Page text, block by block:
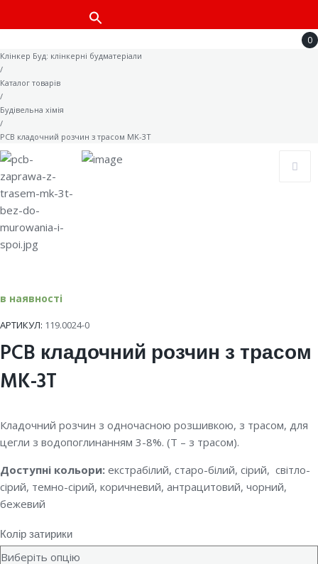
Search
for:
0
Клінкер Буд: клінкерні будматеріали
/
Каталог товарів
/
Будівельна хімія
/
PCB кладочний розчин з трасом MK-3T
в наявності
АРТИКУЛ: 119.0024-0
PCB кладочний розчин з трасом
MK-3T
Кладочний розчин з одночасною розшивкою, з трасом, для
цегли з водопоглинанням 3-8%. (Т – з трасом).
Доступні кольори: екстрабілий, старо-білий, cірий, світло-
сірий, темно-сірий, коричневий, антрацитовий, чорний,
бежевий
Колір затирики